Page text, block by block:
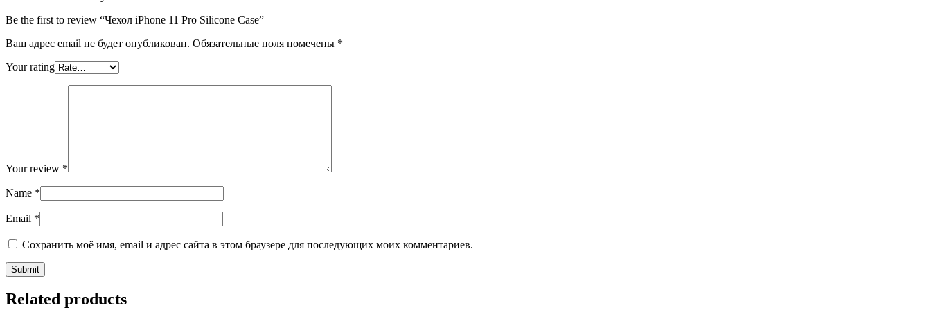
Be the first to review “Чехол iPhone 11 Pro Silicone Case”
Ваш адрес email не будет опубликован. Обязательные поля помечены *
Your rating
Your review *
Name *
Email *
Сохранить моё имя, email и адрес сайта в этом браузере для последующих моих комментариев.
Related products